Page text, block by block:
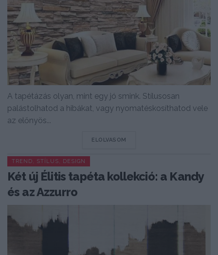
A tapétázás olyan, mint egy jó smink. Stílusosan
palástolhatod a hibákat, vagy nyomatéskosíthatod vele
az előnyös...
ELOLVASOM
TREND, STÍLUS, DESIGN
Két új Élitis tapéta kollekció: a Kandy
és az Azzurro